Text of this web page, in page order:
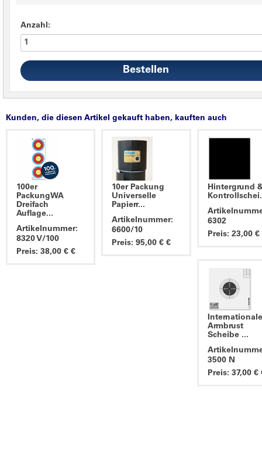
Anzahl:
Kunden, die diesen Artikel gekauft haben, kauften auch
100er
PackungWA
Dreifach
Auflage...
Artikelnummer:
8320 V/100
Preis: 38,00 € €
10er Packung
Universelle
Papierr...
Artikelnummer:
6600/10
Preis: 95,00 € €
Hintergrund
6302
Preis: 23,00 €
Internationale
Armbrust
Scheibe ...
3500 N
Preis: 37,00 €